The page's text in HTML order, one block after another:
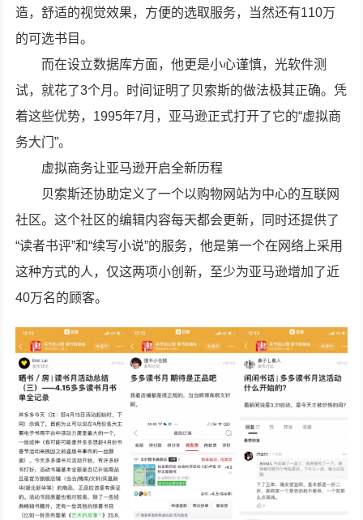
造，舒适的视觉效果，方便的选取服务，当然还有110万
的可选书目。
而在设立数据库方面，他更是小心谨慎，光软件测
试，就花了3个月。时间证明了贝索斯的做法极其正确。凭
着这些优势，1995年7月，亚马逊正式打开了它的“虚拟商
务大门”。
虚拟商务让亚马逊开启全新历程
贝索斯还协助定义了一个以购物网站为中心的互联网
社区。这个社区的编辑内容每天都会更新，同时还提供了
“读者书评”和“续写小说”的服务，他是第一个在网络上采用
这种方式的人，仅这两项小创新，至少为亚马逊增加了近
40万名的顾客。